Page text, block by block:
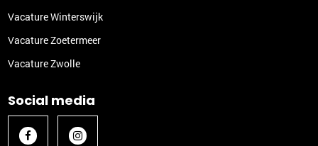
Vacature Winterswijk
Vacature Zoetermeer
Vacature Zwolle
Social media